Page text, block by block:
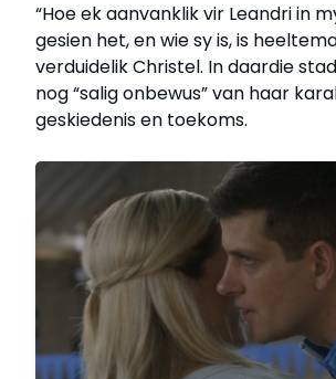
“Hoe ek aanvanklik vir Leandri in
gesien het, en wie sy is, is
verduidelik Christel. In daardie
nog “salig onbewus” van haar
geskiedenis en toekoms.